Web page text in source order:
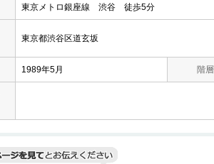
東京メトロ銀座線 渋谷 徒歩5分
東京都渋谷区道玄坂
1989年5月 階層